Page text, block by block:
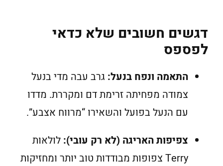
דגשים חשובים שלא כדאי
לפספס
התאמה ונפח בנעל: גרב עבה מדי בנעל
צמודה מפחיתה זרימת דם ומקררת. מדדו
עם הנעל בפועל והשאירו “מרווח אצבע”.
צפיפות האריגה (לא רק עובי): לולאות
Terry צפופות מבודדות טוב יותר ומחזיקות